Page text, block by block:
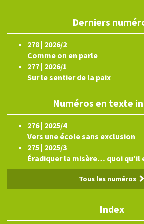
Derniers
278 | 2026/2
Comme on en parle
277 | 2026/1
Sur le sentier de la paix
Numéros en texte
276 | 2025/4
Vers une école sans exclusion
275 | 2025/3
Éradiquer la misère… quoi qu’il
Tous les numéros
Index